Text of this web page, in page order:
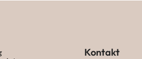
Kontakt